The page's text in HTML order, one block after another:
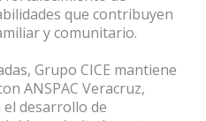
que contribuyen
y comunitario.
Grupo CICE mantiene
ANSPAC Veracruz,
desarrollo de